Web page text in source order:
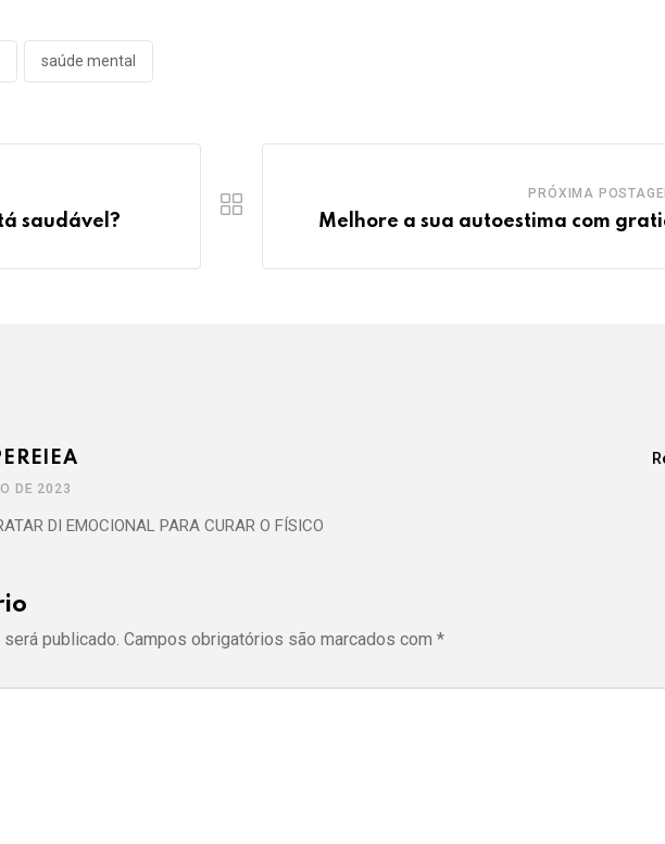
saúde mental
saudável?
PRÓXIMA
Melhore a sua autoestima com
DE 2023
DI EMOCIONAL PARA CURAR O FÍSICO
publicado. Campos obrigatórios são marcados com *